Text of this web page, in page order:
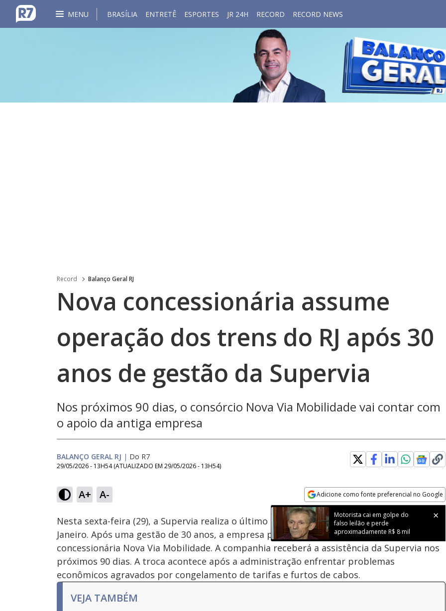
MENU BRASÍLIA ENTRETÊ ESPORTES JR 24H RECORD RECORD NEWS
Record Balanço Geral RJ
Nova concessionária assume
operação dos trens do RJ após 30
anos de gestão da Supervia
Nos próximos 90 dias, o consórcio Nova Via Mobilidade vai contar com
o apoio da antiga empresa
BALANÇO GERAL RJ | Do R7
29/05/2026 - 13H54 (ATUALIZADO EM 29/05/2026 - 13H54)
A+ A- Adicione como fonte preferencial no Google
Opens in new window
Motorista cai em golpe do
falso leilão e perde
aproximadamente R$ 8 mil
Ativar
Som
Velocidade
Nesta sexta-feira (29), a Supervia realiza o último dia de operação dos trens do Rio de
Janeiro. Após uma gestão de 30 anos, a empresa passa o controle do serviço para a
concessionária Nova Via Mobilidade. A companhia receberá a assistência da Supervia nos
próximos 90 dias. A troca acontece após a administração enfrentar problemas
econômicos agravados por congelamento de tarifas e furtos de cabos.
VEJA TAMBÉM